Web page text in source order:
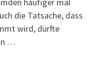
die Tatsache, dass
wird, dürfte
…